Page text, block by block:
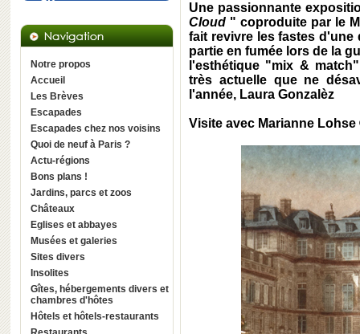
Notre propos
Accueil
Les Brèves
Escapades
Escapades chez nos voisins
Quoi de neuf à Paris ?
Actu-régions
Bons plans !
Jardins, parcs et zoos
Châteaux
Eglises et abbayes
Musées et galeries
Sites divers
Insolites
Gîtes, hébergements divers et
chambres d'hôtes
Hôtels et hôtels-restaurants
Une passionnante
Cloud " coproduite par le
fait revivre les fastes d'une
partie en fumée lors de la
l'esthétique "mix &
très actuelle que ne
l'année, Laura Gonzalèz
Visite avec Marianne Lohse